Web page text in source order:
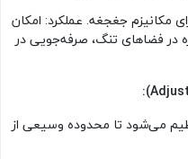
مکانیزم جغجغه. عملکرد: امکان
در فضاهای تنگ، صرفه‌جویی در
می‌شود تا محدوده وسیعی از